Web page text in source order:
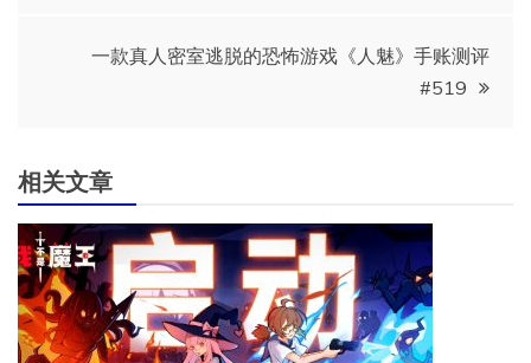
航
一款真人密室逃脱的恐怖游戏《人魅》手账测评
#519
相关文章